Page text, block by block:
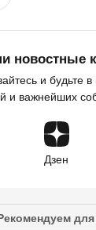
новостные
и будьте в
и важнейших
Дзен
для